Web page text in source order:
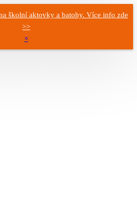
školní aktovky a batohy. Více info zde
>>
×